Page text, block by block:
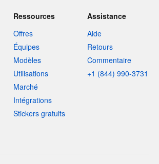
Ressources
Offres
Équipes
Modèles
Utilisations
Marché
Intégrations
Stickers gratuits
Assistance
Aide
Retours
Commentaire
+1 (844) 990-3731